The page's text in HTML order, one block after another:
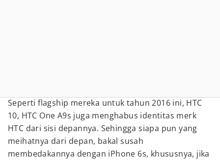
Seperti flagship mereka untuk tahun 2016 ini, HTC
10, HTC One A9s juga menghabus identitas merk
HTC dari sisi depannya. Sehingga siapa pun yang
meihatnya dari depan, bakal susah
membedakannya dengan iPhone 6s, khususnya, jika